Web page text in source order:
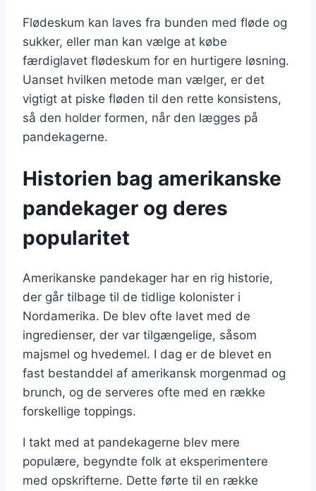
Flødeskum kan laves fra bunden med fløde og
sukker, eller man kan vælge at købe
færdiglavet flødeskum for en hurtigere løsning.
Uanset hvilken metode man vælger, er det
vigtigt at piske fløden til den rette konsistens,
så den holder formen, når den lægges på
pandekagerne.
Historien bag amerikanske
pandekager og deres
popularitet
Amerikanske pandekager har en rig historie,
der går tilbage til de tidlige kolonister i
Nordamerika. De blev ofte lavet med de
ingredienser, der var tilgængelige, såsom
majsmel og hvedemel. I dag er de blevet en
fast bestanddel af amerikansk morgenmad og
brunch, og de serveres ofte med en række
forskellige toppings.
I takt med at pandekagerne blev mere
populære, begyndte folk at eksperimentere
med opskrifterne. Dette førte til en række